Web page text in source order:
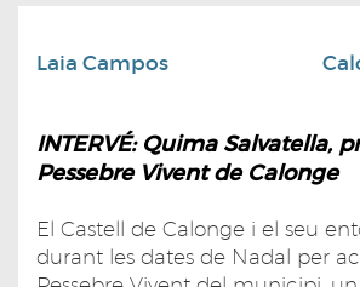
Laia Campos
INTERVÉ: Quima Salvatella,
Pessebre Vivent de Calonge
El Castell de Calonge i el seu
durant les dates de Nadal per